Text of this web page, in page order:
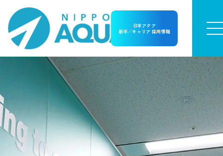
日本アクア
新卒／キャリア 採用情報